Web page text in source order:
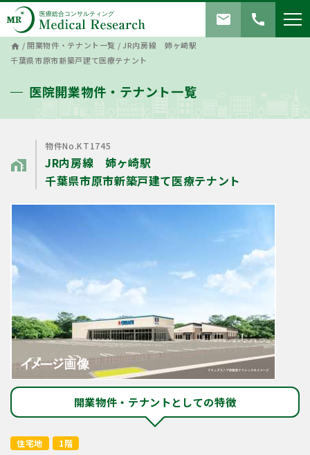
call
mail
home /開業物件・テナント一覧 /JR内房線 姉ヶ崎駅
千葉県市原市新築戸建て医療テナント
医院開業物件・テナント一覧
home_work
物件No.KT1745
JR内房線 姉ヶ崎駅
千葉県市原市新築戸建て医療テナント
開業物件・テナントとしての特徴
住宅地 1階